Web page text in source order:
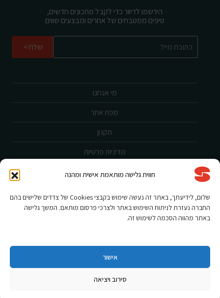
חווית גלישה מותאמת אישית ומהנה
שלום, לידיעתך, באתר זה נעשה שימוש בקבצי Cookies של צדדים שלישים בהם
החברה נעזרת לניתוח השימוש באתר ולצרכי פרסום מותאם. המשך גלישה
באתר מהווה הסכמה לשימוש זה.
אישור
סירוב ויציאה
מי אנחנו
מפת אתר
תקנון
מדיניות פרטיות
ביטול עסקה
הצהרת נגישות
הירשמו לדיוור כדי לקבל מתכונים חדשים,
טיפים ממטבחים של אחרים ומבצעים שווים
שלח